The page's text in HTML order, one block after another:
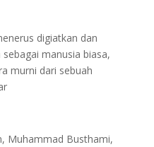
digiatkan dan
manusia biasa,
murni dari sebuah
Muhammad Busthami,